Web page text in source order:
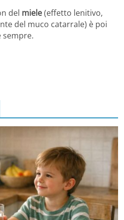
del miele(effetto lenitivo,
del muco catarrale) è poi